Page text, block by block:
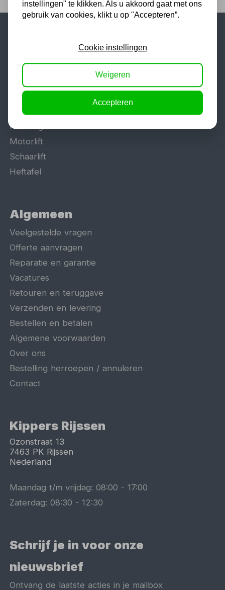
Populaire categorieën
Werkplaatsinrichting
Lasapparaat
Tig lasapparaat
Aggregaat
Hefbrug
Motorlift
Schaarlift
Heftafel
Algemeen
Veelgestelde vragen
Offerte aanvragen
Reparatie en garantie
Vacatures
Retouren en teruggave
Verzenden en levering
Bestellen en betalen
Algemene voorwaarden
Over ons
Bestelling herroepen / annuleren
Contact
Kippers Rijssen
Ozonstraat 13
7463 PK Rijssen
Nederland
Maandag t/m vrijdag:08:00 -17:00
Zaterdag:08:30 -12:30
Schrijf je in voor onze
nieuwsbrief
Ontvang de laatste acties in je mailbox
instellingen" te klikken. Als u akkoord gaat met ons
gebruik van cookies, klikt u op "Accepteren”.
Cookie instellingen
Weigeren
Accepteren